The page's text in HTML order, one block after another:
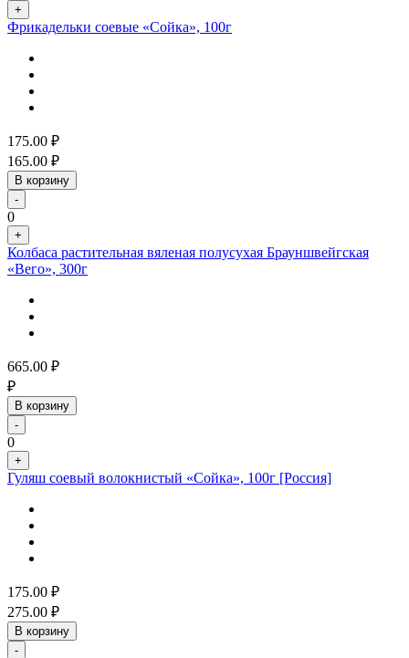
+
Фрикадельки соевые «Сойка», 100г
175.00 ₽
165.00 ₽
В корзину
-
0
+
Колбаса растительная вяленая полусухая Брауншвейгская
«Вего», 300г
665.00 ₽
₽
В корзину
-
0
+
Гуляш соевый волокнистый «Сойка», 100г [Россия]
175.00 ₽
275.00 ₽
В корзину
-